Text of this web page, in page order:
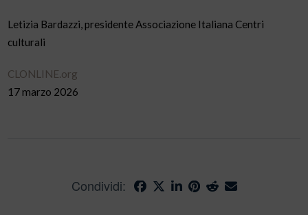
Letizia Bardazzi, presidente Associazione Italiana Centri
culturali
CLONLINE.org
17 marzo 2026
Condividi: